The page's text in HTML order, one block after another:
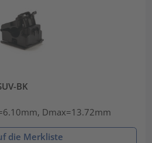
BK
Dmax=13.72mm
die Merkliste